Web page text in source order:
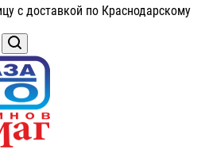
с доставкой по Краснодарскому